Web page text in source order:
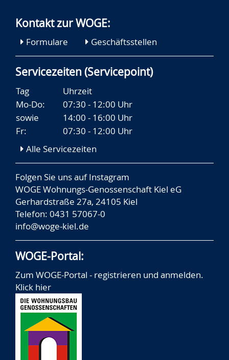
Kontakt zur WOGE:
Formulare Geschäftsstellen
Servicezeiten (Servicepoint)
Tag
Uhrzeit
Mo-Do:
07:30 - 12:00 Uhr
sowie
14:00 - 16:00 Uhr
Fr:
07:30 - 12:00 Uhr
Alle Servicezeiten
Folgen Sie uns aufInstagram
WOGE Wohnungs-Genossenschaft Kiel eG
Gerhardstraße 27a, 24105 Kiel
Telefon: 0431 57067-0
info@woge-kiel.de
WOGE-Portal:
Zum WOGE-Portal - registrieren und anmelden.
Klick hier